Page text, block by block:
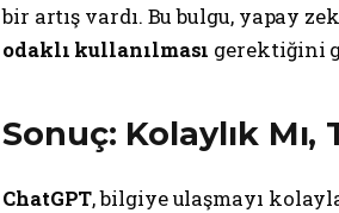
bir artış vardı. Bu bulgu, yapay
odaklı kullanılması gerektiğini
Sonuç: Kolaylık Mı,
ChatGPT, bilgiye ulaşmayı